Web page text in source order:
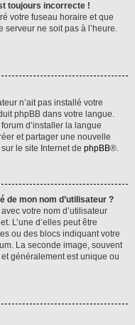
toujours incorrecte !
votre fuseau horaire et que
serveur ne soit pas à l’heure.
n’ait pas installé votre
phpBB dans votre langue.
d’installer la langue
et partager une nouvelle
le site Internet de phpBB®.
de mon nom d’utilisateur ?
votre nom d’utilisateur
L’une d’elles peut être
ou des blocs indiquant votre
La seconde image, souvent
généralement est unique ou